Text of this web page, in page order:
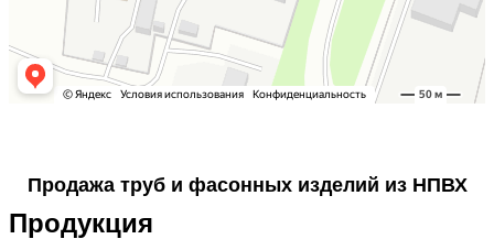
Продажа труб и фасонных изделий из НПВХ
Продукция